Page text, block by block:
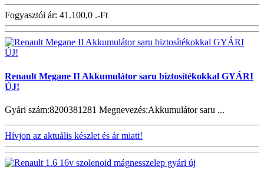
Fogyasztói ár: 41.100,0 .-Ft
Renault Megane II Akkumulátor saru biztosítékokkal GYÁRI
ÚJ!
Gyári szám:8200381281 Megnevezés:Akkumulátor saru ...
Hívjon az aktuális készlet és ár miatt!